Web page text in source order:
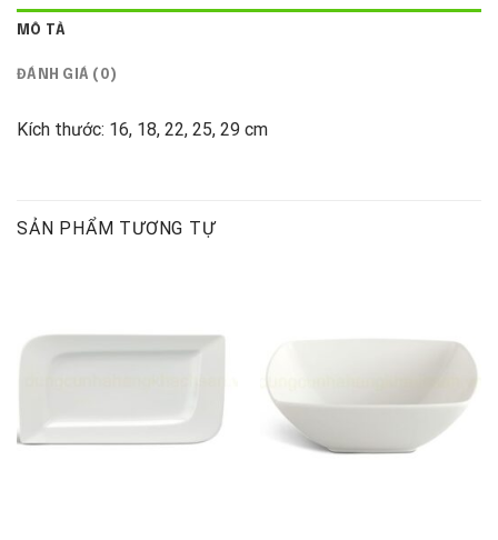
MÔ TẢ
ĐÁNH GIÁ (0)
Kích thước: 16, 18, 22, 25, 29 cm
SẢN PHẨM TƯƠNG TỰ